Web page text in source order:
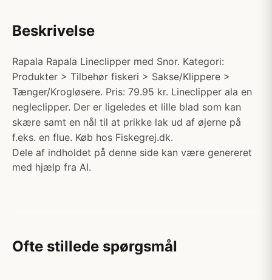
Beskrivelse
Rapala Rapala Lineclipper med Snor. Kategori:
Produkter > Tilbehør fiskeri > Sakse/Klippere >
Tænger/Krogløsere. Pris: 79.95 kr. Lineclipper ala en
negleclipper. Der er ligeledes et lille blad som kan
skære samt en nål til at prikke lak ud af øjerne på
f.eks. en flue. Køb hos Fiskegrej.dk.
Dele af indholdet på denne side kan være genereret
med hjælp fra AI.
Ofte stillede spørgsmål